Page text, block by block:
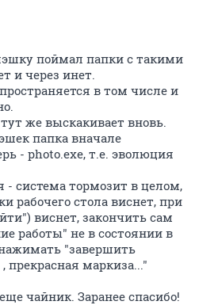
поймал папки с такими
и через инет.
в том числе и
же выскакивает вновь.
папка вначале
- photo.exe, т.е. эволюция
система тормозит в целом,
рабочего стола виснет, при
виснет, закончить сам
работы" не в состоянии в
"завершить
прекрасная маркиза..."
чайник. Заранее спасибо!